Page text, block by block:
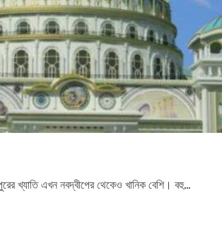
খ্যাতি এখন নবদ্বীপের থেকেও খানিক বেশি। বহু...